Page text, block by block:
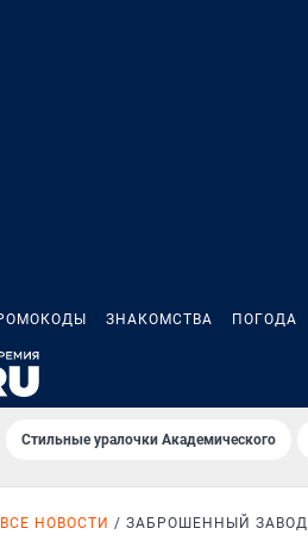
ЗНАКОМСТВА ПОГОДА
Стильные уралочки Академического
ВСЕ НОВОСТИ ЗАБРОШЕННЫЙ ЗАВОД